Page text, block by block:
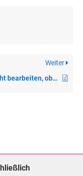
Weiter
Warum lässt sich meine Bewerbung nicht bearbeiten, obwohl sie im Status „Eingegangen“ ist?